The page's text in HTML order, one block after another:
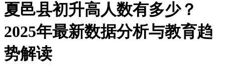
夏邑县初升高人数有多少？
2025年最新数据分析与教育趋
势解读